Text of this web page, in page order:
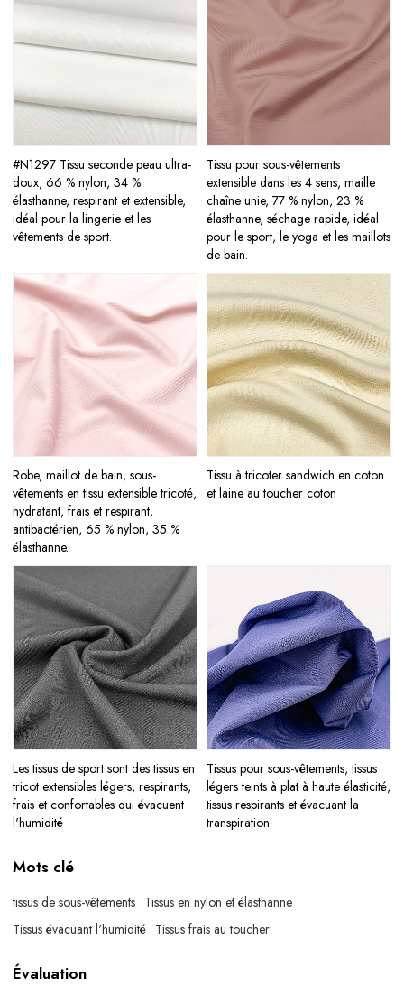
#N1297 Tissu seconde peau ultra-
doux, 66 % nylon, 34 %
élasthanne, respirant et extensible,
idéal pour la lingerie et les
vêtements de sport.
Tissu pour sous-vêtements
extensible dans les 4 sens, maille
chaîne unie, 77 % nylon, 23 %
élasthanne, séchage rapide, idéal
pour le sport, le yoga et les maillots
de bain.
Robe, maillot de bain, sous-
vêtements en tissu extensible tricoté,
hydratant, frais et respirant,
antibactérien, 65 % nylon, 35 %
élasthanne.
Tissu à tricoter sandwich en coton
et laine au toucher coton
Les tissus de sport sont des tissus en
tricot extensibles légers, respirants,
frais et confortables qui évacuent
l'humidité
Tissus pour sous-vêtements, tissus
légers teints à plat à haute élasticité,
tissus respirants et évacuant la
transpiration.
Mots clé
tissus de sous-vêtements Tissus en nylon et élasthanne
Tissus évacuant l'humidité Tissus frais au toucher
Évaluation